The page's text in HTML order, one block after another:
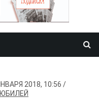
2018, 10:56
ЮБИЛЕЙ